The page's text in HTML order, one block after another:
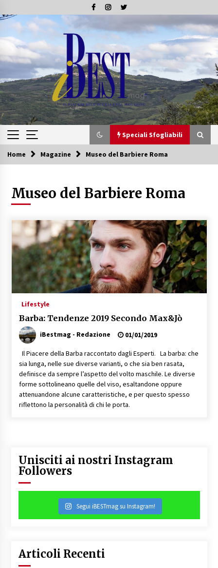
to
content
Speciali Sfogliabili
Speciali Sfogliabili
Speciale – Tesori di Toscana
16/07/2019
Speciale – Cinque Risi Italiani Top
04/03/2019
Speciale Vini Rosè Italiani
31/07/2018
Home Magazine Museo del Barbiere Roma
Museo del Barbiere Roma
Lifestyle
Barba: Tendenze 2019 Secondo Max&Jò
iBestmag - Redazione 01/01/2019
Il Piacere della Barba raccontato dagli Esperti. La barba: che
sia lunga, nelle sue diverse varianti, o che sia ben rasata,
definisce da sempre l’aspetto del volto maschile. Le diverse
forme sottolineano quelle del viso, esaltandone oppure
attenuandone alcune caratteristiche, e per questo spesso
riflettono la personalità di chi le porta.
Unisciti ai nostri Instagram
Followers
Segui iBESTmag su Instagram!
Articoli Recenti